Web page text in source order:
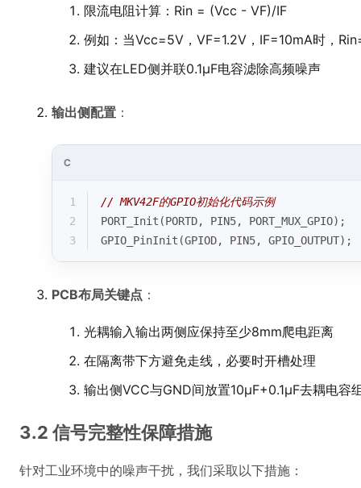
限流电阻计算：Rin = (Vcc - VF)/IF
例如：当Vcc=5V，VF=1.2V，IF=10mA时，
建议在LED侧并联0.1μF电容滤除高频噪声
输出侧配置 ：
C
1
// MKV42F的GPIO初始化代码示例
2
PORT_Init(PORTD, PIN5, PORT_MUX_GPIO);
3
GPIO_PinInit(GPIOD, PIN5, GPIO_OUTPUT);
PCB布局关键点 ：
光耦输入输出两侧应保持至少8mm爬电距离
在隔离带下方避免走线，必要时开槽处理
输出侧VCC与GND间放置10μF+0.1μF去耦电容
3.2 信号完整性保障措施
针对工业环境中的噪声干扰，我们采取以下措施：